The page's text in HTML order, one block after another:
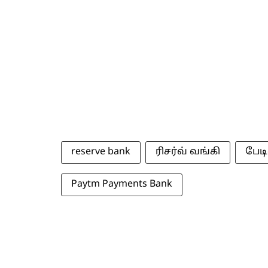
reserve bank ரிசர்வ் வங்கி
Paytm Payments Bank